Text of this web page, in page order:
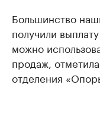
Большинство
получили
можно
продаж,
отделения